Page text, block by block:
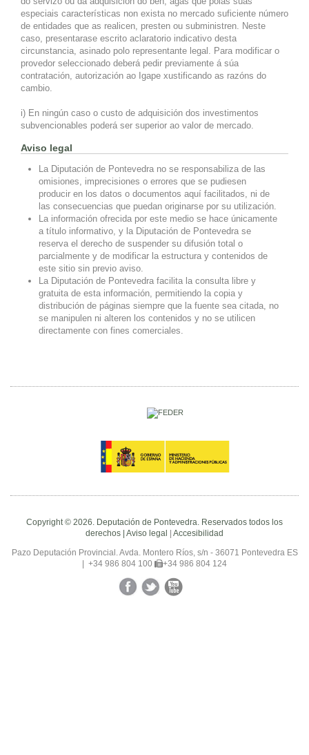
especiais características non exista no mercado suficiente número
de entidades que as realicen, presten ou subministren. Neste
caso, presentarase escrito aclaratorio indicativo desta
circunstancia, asinado polo representante legal. Para modificar o
provedor seleccionado deberá pedir previamente á súa
contratación, autorización ao Igape xustificando as razóns do
cambio.
i) En ningún caso o custo de adquisición dos investimentos
subvencionables poderá ser superior ao valor de mercado.
Aviso legal
La Diputación de Pontevedra no se responsabiliza de las
omisiones, imprecisiones o errores que se pudiesen
producir en los datos o documentos aquí facilitados, ni de
las consecuencias que puedan originarse por su utilización.
La información ofrecida por este medio se hace únicamente
a título informativo, y la Diputación de Pontevedra se
reserva el derecho de suspender su difusión total o
parcialmente y de modificar la estructura y contenidos de
este sitio sin previo aviso.
La Diputación de Pontevedra facilita la consulta libre y
gratuita de esta información, permitiendo la copia y
distribución de páginas siempre que la fuente sea citada, no
se manipulen ni alteren los contenidos y no se utilicen
directamente con fines comerciales.
Copyright © 2026. Deputación de Pontevedra. Reservados todos los
derechos | Aviso legal Accesibilidad
Pazo Deputación Provincial. Avda. Montero Ríos, s/n - 36071 Pontevedra ES
+34 986 804 100
+34 986 804 124
FacebookTwitterYouTube